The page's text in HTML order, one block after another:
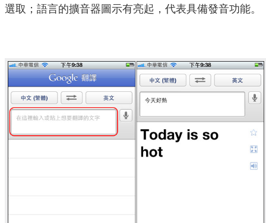
選取；語言的擴音器圖示有亮起，代表具備發音功能。